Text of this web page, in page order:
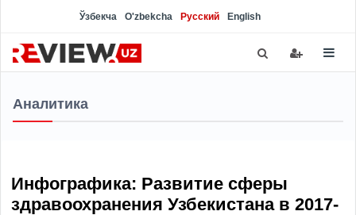
Ўзбекча O'zbekcha Русский English
Аналитика
Инфографика: Развитие сферы
здравоохранения Узбекистана в 2017-